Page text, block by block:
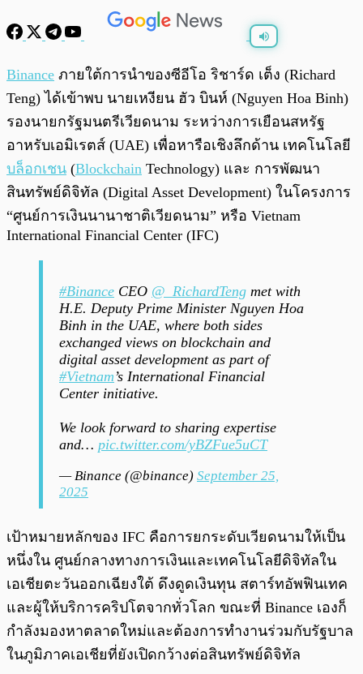
Binance ภายใต้การนำของซีอีโอ ริชาร์ด เต็ง (Richard
Teng) ได้เข้าพบ นายเหงียน ฮัว บินห์ (Nguyen Hoa Binh)
รองนายกรัฐมนตรีเวียดนาม ระหว่างการเยือนสหรัฐ
อาหรับเอมิเรตส์ (UAE) เพื่อหารือเชิงลึกด้าน เทคโนโลยี
บล็อกเชน (Blockchain Technology) และ การพัฒนา
สินทรัพย์ดิจิทัล (Digital Asset Development) ในโครงการ
“ศูนย์การเงินนานาชาติเวียดนาม” หรือ Vietnam
International Financial Center (IFC)
#Binance CEO @_RichardTeng met with
H.E. Deputy Prime Minister Nguyen Hoa
Binh in the UAE, where both sides
exchanged views on blockchain and
digital asset development as part of
#Vietnam’s International Financial
Center initiative.
We look forward to sharing expertise
and… pic.twitter.com/yBZFue5uCT
— Binance (@binance) September 25,
2025
เป้าหมายหลักของ IFC คือการยกระดับเวียดนามให้เป็น
หนึ่งใน ศูนย์กลางทางการเงินและเทคโนโลยีดิจิทัลใน
เอเชียตะวันออกเฉียงใต้ ดึงดูดเงินทุน สตาร์ทอัพฟินเทค
และผู้ให้บริการคริปโตจากทั่วโลก ขณะที่ Binance เองก็
กำลังมองหาตลาดใหม่และต้องการทำงานร่วมกับรัฐบาล
ในภูมิภาคเอเชียที่ยังเปิดกว้างต่อสินทรัพย์ดิจิทัล